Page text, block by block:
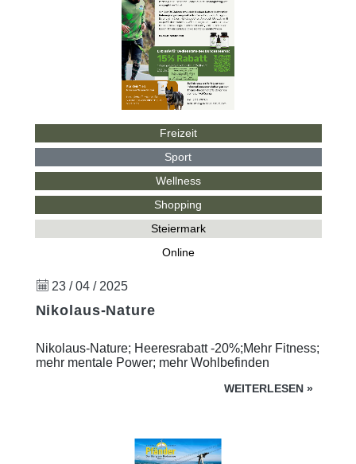
Freizeit
Sport
Wellness
Shopping
Steiermark
Online
23 / 04 / 2025
Nikolaus-Nature
Nikolaus-Nature; Heeresrabatt -20%;Mehr Fitness;
mehr mentale Power; mehr Wohlbefinden
WEITERLESEN »